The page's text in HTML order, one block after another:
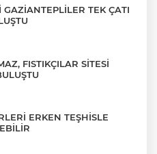
GAZİANTEPLİLER TEK ÇATI
FISTIKÇILAR SİTESİ
ERKEN TEŞHİSLE